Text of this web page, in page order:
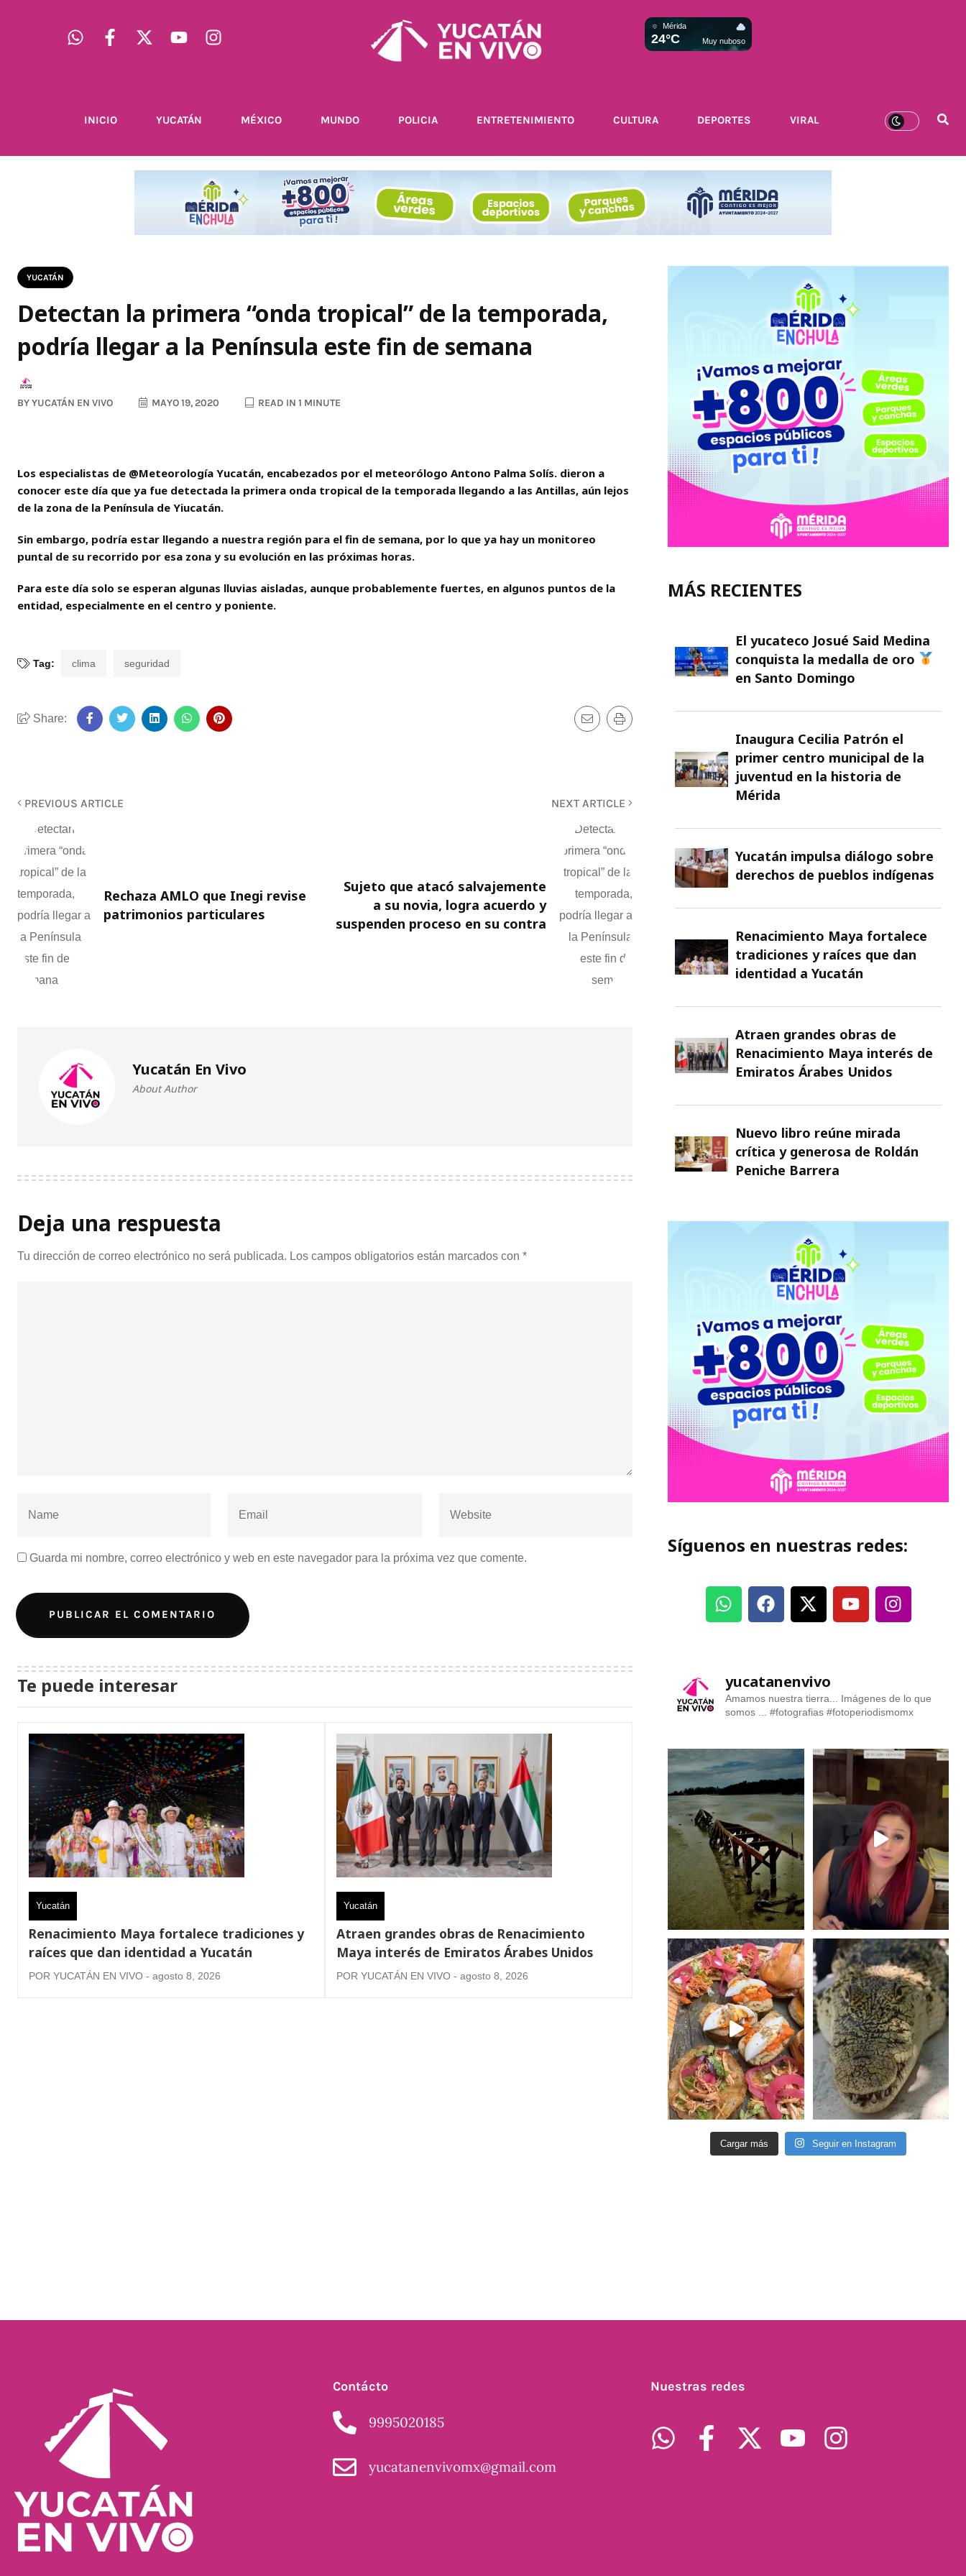
Mérida
24°C Muy nuboso
INICIO YUCATÁN MÉXICO MUNDO POLICIA ENTRETENIMIENTO CULTURA DEPORTES VIRAL
YUCATÁN
Detectan la primera “onda tropical” de la temporada,
podría llegar a la Península este fin de semana
BYYUCATÁN EN VIVO MAYO 19, 2020 READ IN 1 MINUTE
Los especialistas de @Meteorología Yucatán, encabezados por el meteorólogo Antono Palma Solís. dieron a
conocer este día que ya fue detectada la primera onda tropical de la temporada llegando a las Antillas, aún lejos
de la zona de la Península de Yiucatán.
Sin embargo, podría estar llegando a nuestra región para el fin de semana, por lo que ya hay un monitoreo
puntal de su recorrido por esa zona y su evolución en las próximas horas.
Para este día solo se esperan algunas lluvias aisladas, aunque probablemente fuertes, en algunos puntos de la
entidad, especialmente en el centro y poniente.
Tag: clima seguridad
Share:
PREVIOUS ARTICLE
Rechaza AMLO que Inegi revise
patrimonios particulares
NEXT ARTICLE
Sujeto que atacó salvajemente
a su novia, logra acuerdo y
suspenden proceso en su contra
Yucatán En Vivo
About Author
Deja una respuesta
Tu dirección de correo electrónico no será publicada. Los campos obligatorios están marcados con *
Guarda mi nombre, correo electrónico y web en este navegador para la próxima vez que comente.
Te puede interesar
Yucatán
Renacimiento Maya fortalece tradiciones y
raíces que dan identidad a Yucatán
POR YUCATÁN EN VIVO - agosto 8, 2026
Yucatán
Atraen grandes obras de Renacimiento
Maya interés de Emiratos Árabes Unidos
POR YUCATÁN EN VIVO - agosto 8, 2026
MÁS RECIENTES
El yucateco Josué Said Medina
conquista la medalla de oro
en Santo Domingo
Inaugura Cecilia Patrón el
primer centro municipal de la
juventud en la historia de
Mérida
Yucatán impulsa diálogo sobre
derechos de pueblos indígenas
Renacimiento Maya fortalece
tradiciones y raíces que dan
identidad a Yucatán
Atraen grandes obras de
Renacimiento Maya interés de
Emiratos Árabes Unidos
Nuevo libro reúne mirada
crítica y generosa de Roldán
Peniche Barrera
Síguenos en nuestras redes:
yucatanenvivo
Amamos nuestra tierra... Imágenes de lo que
somos ... #fotografias #fotoperiodismomx
Cargar más Seguir en Instagram
Contácto
9995020185
yucatanenvivomx@gmail.com
Nuestras redes